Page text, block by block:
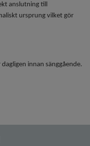
anslutning till
ursprung vilket gör
dagligen innan sänggående.